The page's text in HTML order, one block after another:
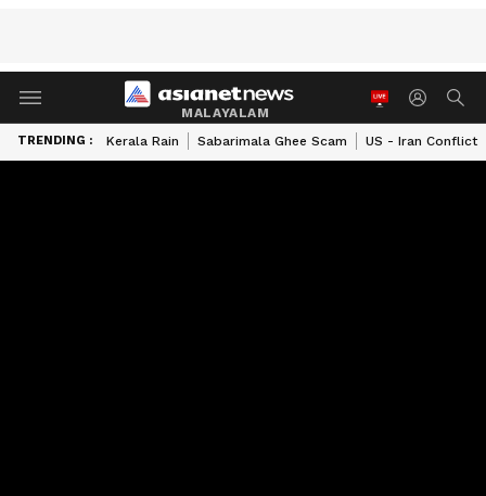
MALAYALAM
TRENDING : Kerala Rain Sabarimala Ghee Scam US - Iran Conflict